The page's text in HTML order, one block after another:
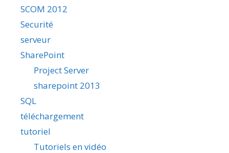
SCOM 2012
Securité
serveur
SharePoint
Project Server
sharepoint 2013
SQL
téléchargement
tutoriel
Tutoriels en vidéo